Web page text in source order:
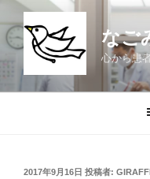
ン
テ
なご
心から患
投
2017年9月16日 投稿者: